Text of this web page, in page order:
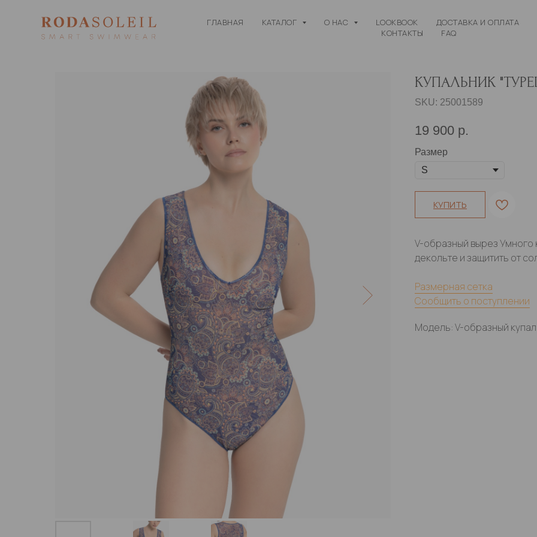
ГЛАВНАЯ КАТАЛОГ О НАС LOOKBOOK
ДОСТАВКА И ОПЛАТА
КОНТАКТЫ
FAQ
КУПАЛЬНИК
SKU: 25001589
19 900 р.
Размер
КУПИТЬ
V-образный вырез Умного
декольте и защитить от
Размерная сетка
Сообщить о поступлении
Модель: V-образный